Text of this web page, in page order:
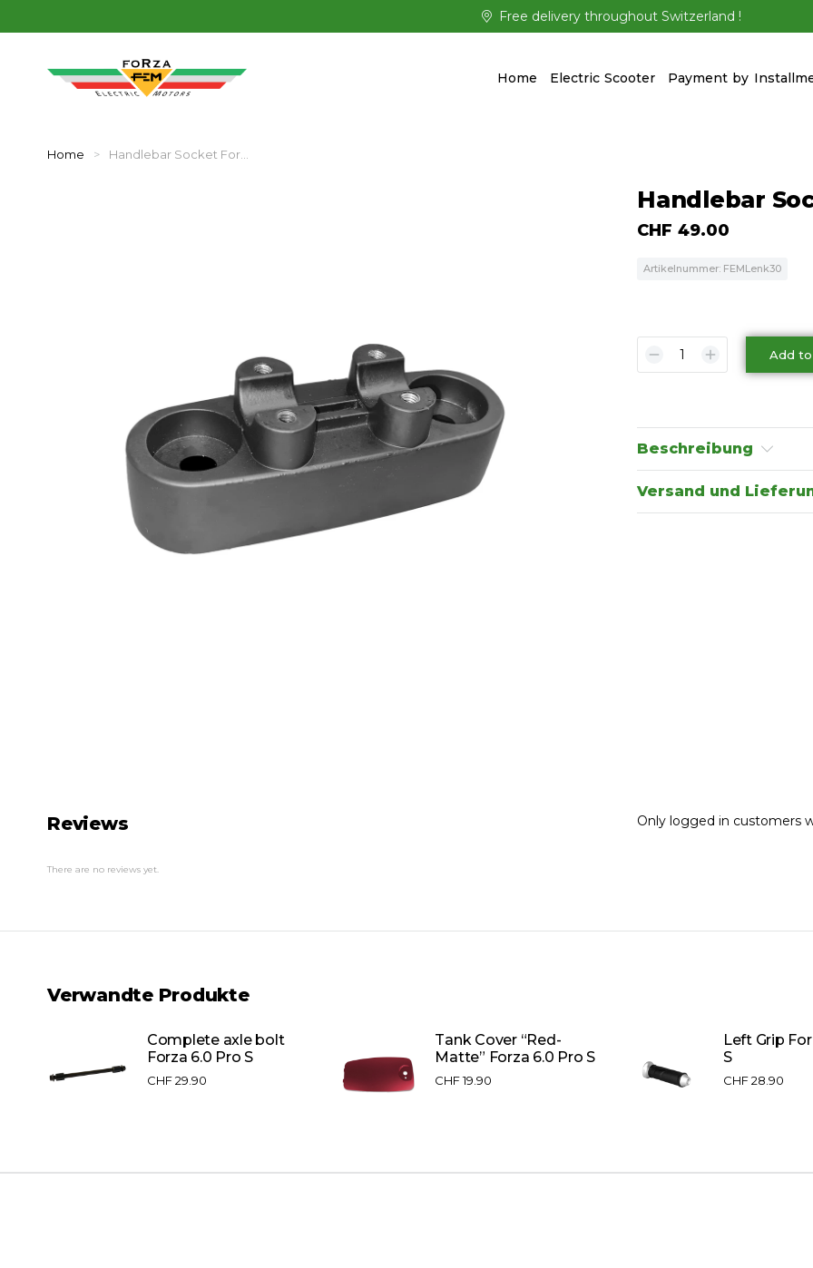
Free delivery throughout Switzerland !
Home Electric Scooter Payment by
You are here:
Home Handlebar Socket For…
Handlebar
CHF 49.00
Artikelnummer: FEMLenk30
Add
Beschreibung
Versand und
Reviews
There are no reviews yet.
Only logged in customers
Verwandte Produkte
Complete axle bolt
Forza 6.0 Pro S
CHF29.90
Tank Cover “Red-
Matte” Forza 6.0 Pro S
CHF19.90
Left Grip
S
CHF28.90